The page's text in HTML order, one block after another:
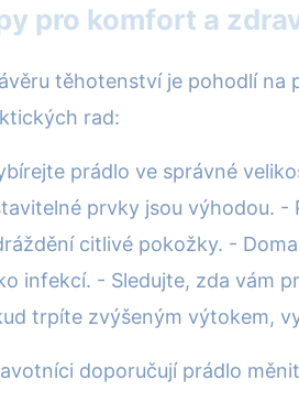
pro komfort a
těhotenství je pohodlí na
rad:
prádlo ve správné
prvky jsou výhodou. -
citlivé pokožky. -
infekcí. - Sledujte, zda vám
trpíte zvýšeným výtokem,
doporučují prádlo